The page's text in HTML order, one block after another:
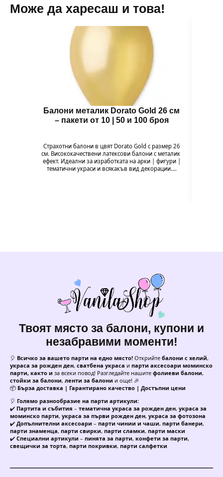
Може да харесаш и това!
Балони металик Dorato Gold 26 см
– пакети от 10 | 50 и 100 броя
Страхотни балони в цвят Dorato Gold с размер 26
см. Висококачествени латексови балони с металик
ефект. Идеални за изработката на арки | фигури |
тематични украси и всякакъв вид декорации.…
Твоят място за балони, купони и
незабравими моменти!
🎈 Всичко за вашето парти на едно място! Открийте балони с хелий,
украса за рожден ден, сватбена украса и парти аксесоари моминско
парти, както и за всеки повод! Разгледайте нашите фолиеви балони,
стойки за балони, ленти за балони и още! 🎉
📦 Бърза доставка | Гарантирано качество | Достъпни цени
🎈 Голямо разнообразие на парти артикули:
✔️ Партита и събития – тематична украса за рожден ден, украса за
моминско парти, украса за първи рожден ден, украса за фотозона
✔️ Допълнителни аксесоари – парти чинии и чаши, парти банери,
парти знаменца, парти свирки, парти сламки, парти маски
✔️ Специални артикули – пинята за парти, конфети за парти,
свещички за торта, парти покривки, парти салфетки